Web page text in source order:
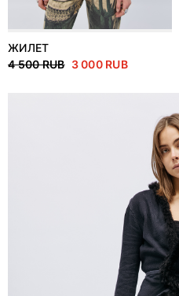
ЖИЛЕТ
4 500 RUB 3 000 RUB